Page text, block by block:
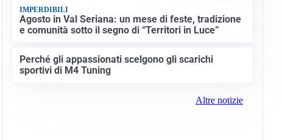
IMPERDIBILI
Agosto in Val Seriana: un mese di feste, tradizione
e comunità sotto il segno di “Territori in Luce”
Perché gli appassionati scelgono gli scarichi
sportivi di M4 Tuning
Altre notizie